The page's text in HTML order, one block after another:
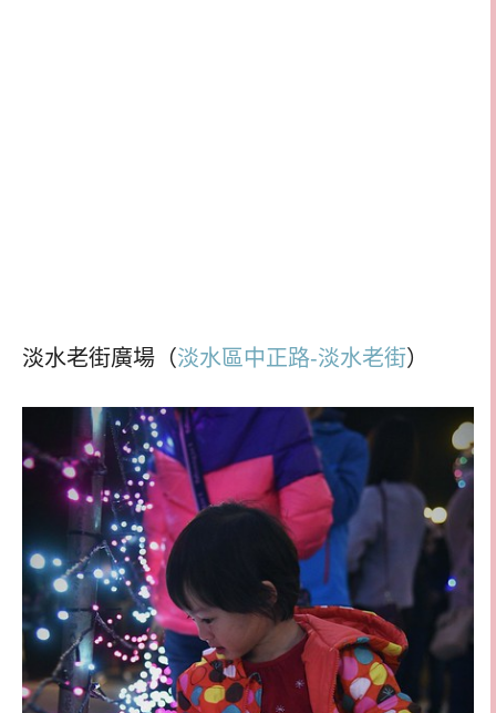
淡水老街廣場（淡水區中正路-淡水老街）